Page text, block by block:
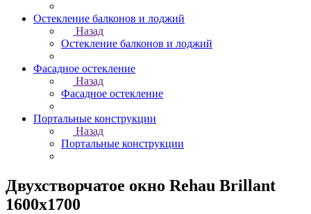
Остекление балконов и лоджий
Назад
Остекление балконов и лоджий
Фасадное остекление
Назад
Фасадное остекление
Портальные конструкции
Назад
Портальные конструкции
Двухстворчатое окно Rehau Brillant
1600х1700